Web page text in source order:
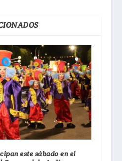
este sábado en el